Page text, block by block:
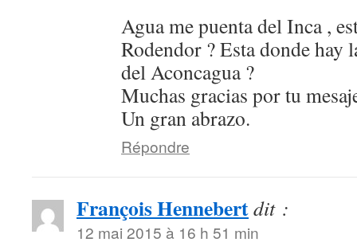
Agua me puenta del Inca ,
Rodendor ? Esta donde hay
del Aconcagua ?
Muchas gracias por tu
Un gran abrazo.
Répondre
François Hennebertdit :
12 mai 2015 à 16 h 51 min